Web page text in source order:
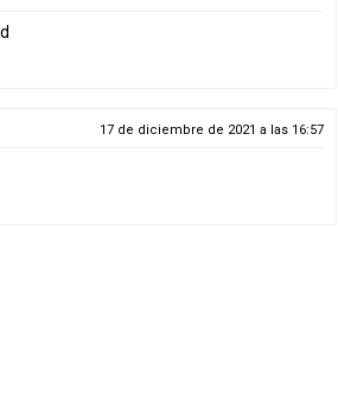
17 de diciembre de 2021 a las 16:57